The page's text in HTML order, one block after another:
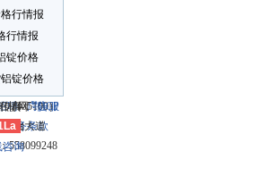
行情报
行情报
锭价格
锭价格
聘-广告服
服务条款
真：
件：
558099248
（435100）
新冶大道
材网鄂ICP